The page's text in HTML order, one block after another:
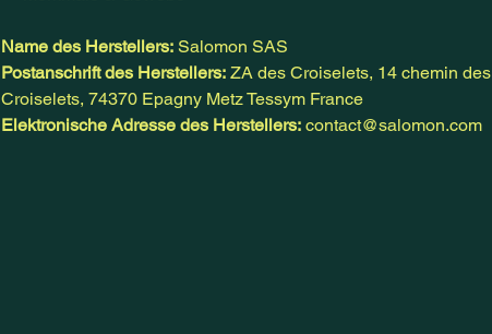
Name des Herstellers: Salomon SAS
Postanschrift des Herstellers: ZA des Croiselets, 14 chemin des
Croiselets, 74370 Epagny Metz Tessym France
Elektronische Adresse des Herstellers: contact@salomon.com